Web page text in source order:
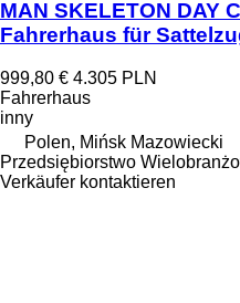
MAN SKELETON DAY
Fahrerhaus für
999,80 € 4.305 PLN
Fahrerhaus
inny
Polen, Mińsk Mazowiecki
Przedsiębiorstwo
Verkäufer kontaktieren